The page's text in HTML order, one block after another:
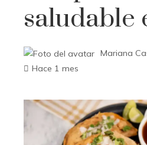
saludable
Mariana
Hace 1 mes